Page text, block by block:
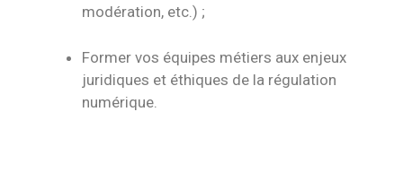
modération, etc.) ;
Former vos équipes métiers aux enjeux
juridiques et éthiques de la régulation
numérique.